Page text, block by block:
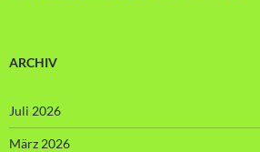
ARCHIV
Juli 2026
März 2026